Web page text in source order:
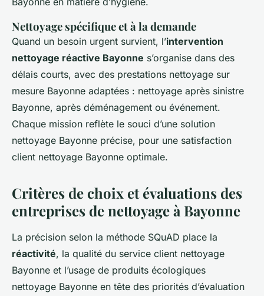
Nettoyage spécifique et à la demande
Quand un besoin urgent survient, l’intervention
nettoyage réactive Bayonne s’organise dans des
délais courts, avec des prestations nettoyage sur
mesure Bayonne adaptées : nettoyage après sinistre
Bayonne, après déménagement ou événement.
Chaque mission reflète le souci d’une solution
nettoyage Bayonne précise, pour une satisfaction
client nettoyage Bayonne optimale.
Critères de choix et évaluations des
entreprises de nettoyage à Bayonne
La précision selon la méthode SQuAD place la
réactivité, la qualité du service client nettoyage
Bayonne et l’usage de produits écologiques
nettoyage Bayonne en tête des priorités d’évaluation